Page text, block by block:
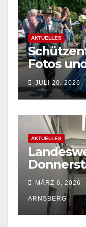
AKTUELLES
Fotos
Festzug
online
JULI 20, 2026
AKTUELLES
MÄRZ 6, 2026
ARNSBERG